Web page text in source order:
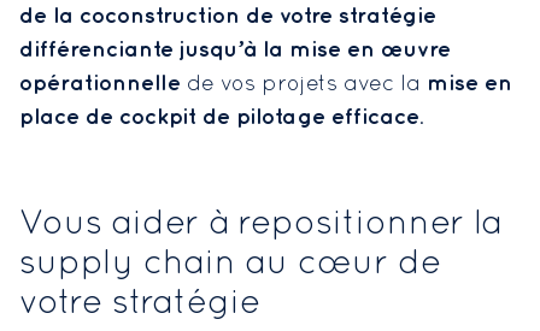
de la coconstruction de votre stratégie
différenciante jusqu’à la mise en œuvre
opérationnelle de vos projets avec la mise en
place de cockpit de pilotage efficace.
Vous aider à repositionner la
supply chain au cœur de
votre stratégie